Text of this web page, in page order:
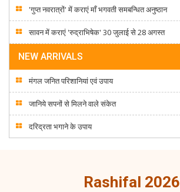
'गुप्त नवरात्रों' में कराएं माँ भगवती समबन्धित अनुष्ठान
सावन में कराएं 'रुद्राभिषेक' 30 जुलाई से 28 अगस्त
NEW ARRIVALS
मंगल जनित परिशानियां एवं उपाय
जानिये सपनों से मिलने वाले संकेत
दरिद्रता भगाने के उपाय
Rashifal 2026